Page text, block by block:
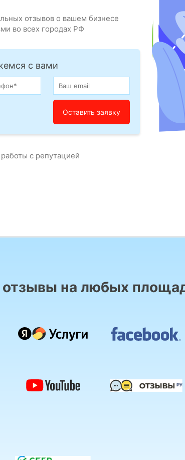
отзывов о вашем бизнесе
во всех городах РФ
с вами
с репутацией
на любых